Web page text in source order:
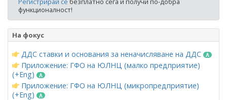
функционалност!
На фокус
ДДС ставки и основания за неначисляване на ДДС
Приложение: ГФО на ЮЛНЦ (малко предприятие)
(+Eng)
Приложение: ГФО на ЮЛНЦ (микропредприятие)
(+Eng)